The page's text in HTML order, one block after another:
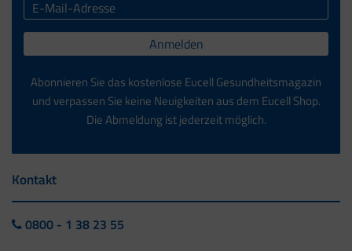
Anmelden
Abonnieren Sie das kostenlose Eucell Gesundheitsmagazin
und verpassen Sie keine Neuigkeiten aus dem Eucell Shop.
Die Abmeldung ist jederzeit möglich.
Kontakt
0800 - 1 38 23 55